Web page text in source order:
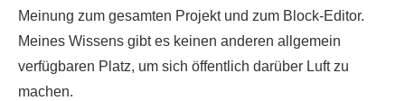
Meinung zum gesamten Projekt und zum Block-Editor.
Meines Wissens gibt es keinen anderen allgemein
verfügbaren Platz, um sich öffentlich darüber Luft zu
machen.